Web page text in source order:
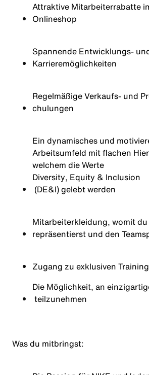
Attraktive Mitarbeiterrabatte
Onlineshop
Spannende Entwicklungs-
Karrieremöglichkeiten
RegelmäßigeVerkaufs- und
chulungen
Ein dynamisches und
Arbeitsumfeld mit flachen
welchem die Werte
Diversity, Equity & Inclusion
(DE&I) gelebt werden
Mitarbeiterkleidung, womit du
repräsentierst und den
Zugang zu exklusiven
Die Möglichkeit, an
teilzunehmen
Was du mitbringst: